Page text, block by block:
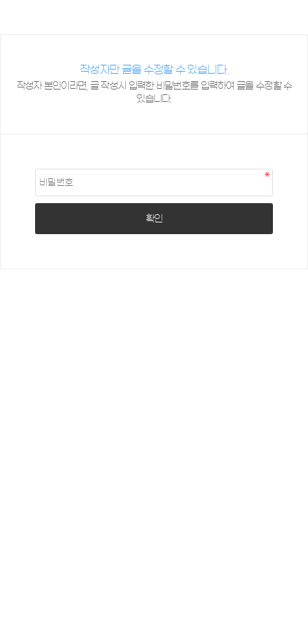
작성자만 글을 수정할 수 있습니다.
작성자 본인이라면, 글 작성시 입력한 비밀번호를 입력하여 글을 수정할 수
있습니다.